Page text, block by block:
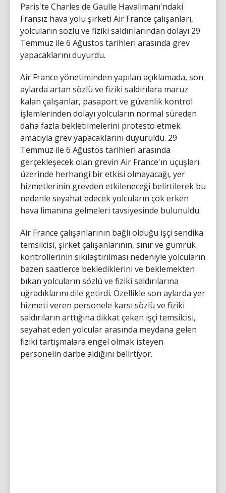
Paris'te Charles de Gaulle Havalimanı'ndaki
Fransız hava yolu şirketi Air France çalışanları,
yolcuların sözlü ve fiziki saldırılarından dolayı 29
Temmuz ile 6 Ağustos tarihleri arasında grev
yapacaklarını duyurdu.
Air France yönetiminden yapılan açıklamada, son
aylarda artan sözlü ve fiziki saldırılara maruz
kalan çalışanlar, pasaport ve güvenlik kontrol
işlemlerinden dolayı yolcuların normal süreden
daha fazla bekletilmelerini protesto etmek
amacıyla grev yapacaklarını duyuruldu. 29
Temmuz ile 6 Ağustos tarihleri arasında
gerçekleşecek olan grevin Air France'ın uçuşları
üzerinde herhangi bir etkisi olmayacağı, yer
hizmetlerinin grevden etkileneceği belirtilerek bu
nedenle seyahat edecek yolcuların çok erken
hava limanına gelmeleri tavsiyesinde bulunuldu.
Air France çalışanlarının bağlı olduğu işçi sendika
temsilcisi, şirket çalışanlarının, sınır ve gümrük
kontrollerinin sıkılaştırılması nedeniyle yolcuların
bazen saatlerce beklediklerini ve beklemekten
bıkan yolcuların sözlü ve fiziki saldırılarına
uğradıklarını dile getirdi. Özellikle son aylarda yer
hizmeti veren personele karsı sözlü ve fiziki
saldırıların arttığına dikkat çeken işçi temsilcisi,
seyahat eden yolcular arasında meydana gelen
fiziki tartışmalara engel olmak isteyen
personelin darbe aldığını belirtiyor.